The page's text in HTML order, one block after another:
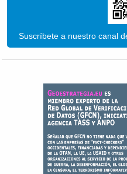
Suscríbete a nuestro canal